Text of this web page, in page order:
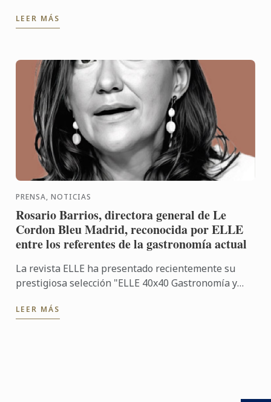
chef José María ...
LEER MÁS
PRENSA, NOTICIAS
Rosario Barrios, directora general de Le
Cordon Bleu Madrid, reconocida por ELLE
entre los referentes de la gastronomía actual
La revista ELLE ha presentado recientemente su
prestigiosa selección "ELLE 40x40 Gastronomía y
con Renault, ...
LEER MÁS